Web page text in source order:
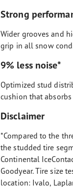
Strong
Wider grooves and
grip in all snow
9% less noise*
Optimized stud
cushion that
Disclaimer
*Compared to the
the studded tire
Continental
Goodyear. Tire size
location: Ivalo,